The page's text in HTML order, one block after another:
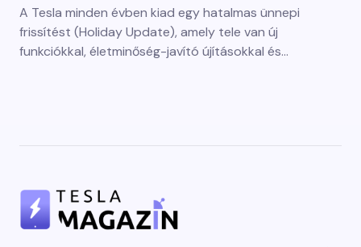
A Tesla minden évben kiad egy hatalmas ünnepi
frissítést (Holiday Update), amely tele van új
funkciókkal, életminőség-javító újításokkal és…